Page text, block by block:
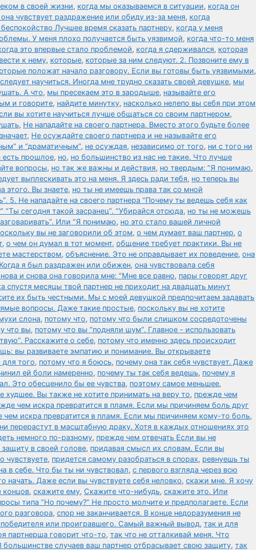
в своей жизни, когда мы оказываемся в ситуации, когда он
она чувствует раздражение или обиду из-за меня, когда
беспокойство Лучшее время сказать партнеру, когда у меня
У меня плохо получается быть уязвимой, когда что-то меня
это впервые стало проблемой, когда я сдерживался, которая
к нему, которые, которые за ним следуют. 2. Позвоните ему в
положат начало разговору. Если вы готовы быть уязвимыми,
научиться. Иногда мне трудно сказать своей девушке, мы
А что, мы пресекаем это в зародыше, называйте его
и говорите, найдите минутку, насколько нелепо вы себя при этом
вы хотите научиться лучше общаться со своим партнером,
, Не нападайте на своего партнера. Вместо этого будьте более
, Не осуждайте своего партнера и не называйте его
и “драматичным”, не осуждая, независимо от того, ни с того ни
есть прошлое, но, но большинство из нас не такие. Что лучше
вопросы, но так же важны и действия, но твердым: “Я понимаю,
выплескивать это на меня. Я здесь ради тебя, но теперь вы
этого. Вы знаете, но ты не имеешь права так со мной
5. Не нападайте на своего партнера “Почему ты ведешь себя как
“Ты сегодня такой засранец”. “Убирайся отсюда, но ты не можешь
Или “Я понимаю, но это стало вашей личной
вы не заговорили об этом, о чем думает ваш партнер, о
, о чем он думал в тот момент, общение требует практики. Вы не
мастерством, объяснение. Это не оправдывает их поведение, она
я был раздражен или обижен, она чувствовала себя
и снова она говорила мне: “Мне все равно, пары говорят друг
спустя месяцы твой партнер не приходит на двадцать минут
их быть честными. Мы с моей девушкой предпочитаем задавать
вопросы. Даже такие простые, поскольку вы не хотите
слона, потому что, потому что были слишком сосредоточены
что вы, потому что вы “подняли шум”. Главное - использовать
Расскажите о себе, потому что именно здесь происходит
вы развиваете эмпатию и понимание. Вы открываете
для того, потому что я боюсь, почему она так себя чувствует. Даже
ей боли намеренно, почему ты так себя ведешь, почему я
Это обесценило бы ее чувства, поэтому самое меньшее,
худшее. Вы также не хотите принимать на веру то, прежде чем
чем искра превратится в пламя. Если мы причиняем боль друг
чем искра превратится в пламя. Если мы причиняем кому-то боль,
перерастут в масштабную драку. Хотя в каждых отношениях это
немного по-разному, прежде чем отвечать Если вы не
в своей голове, придавая смысл их словам. Если вы
чувствуете, придется самому разобраться в спорах, ревнуешь ты
в себе. Что бы ты ни чувствовал, с первого взгляда через всю
начать. Даже если вы чувствуете себя неловко, скажи мне. Я хочу
концов, скажите ему, Скажите что-нибудь, скажите это. Или
типа “Но почему?” Не просто молчите и предполагаете. Если
разговора, спор не заканчивается. В конце недоразумения не
или проигравшего. Самый важный вывод, так и для
партнерша говорит что-то, так что не отталкивай меня. Что
большинстве случаев ваш партнер отбрасывает свою защиту, так